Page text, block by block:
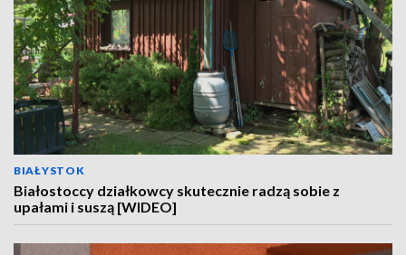
BIAŁYSTOK
Białostoccy działkowcy skutecznie radzą sobie z
upałami i suszą [WIDEO]